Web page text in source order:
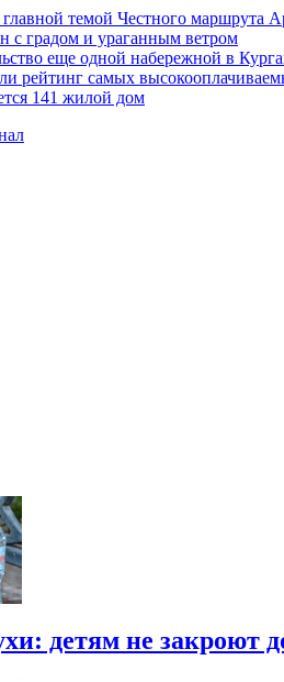
темой Честного маршрута
с градом и ураганным ветром
еще одной набережной в
рейтинг самых
141 жилой дом
детям не закроют